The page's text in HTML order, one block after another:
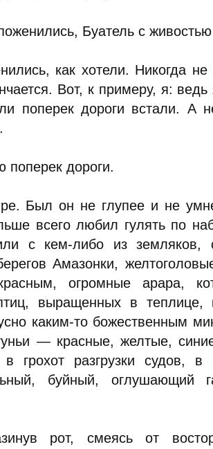
Буатель с живостью
как хотели. Никогда
Вот, к примеру, я: ведь
поперек дороги встали. А
поперек дороги.
Был он не глупее и не
всего любил гулять по
с кем-либо из земляков,
Амазонки,
огромные арара,
выращенных в теплице,
каким-то божественным
— красные, желтые,
грохот разгрузки судов, в
буйный, оглушающий
рот, смеясь от